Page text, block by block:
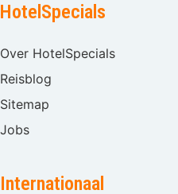
HotelSpecials
Over HotelSpecials
Reisblog
Sitemap
Jobs
Internationaal